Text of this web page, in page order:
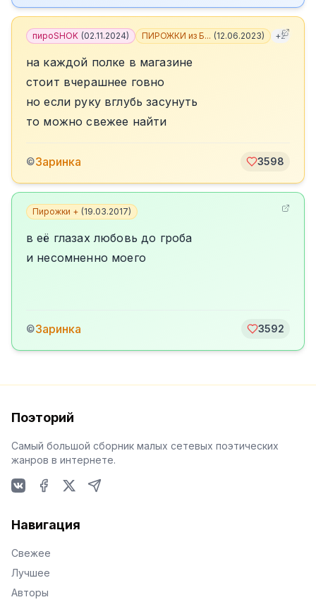
пироSHOK (02.11.2024) ПИРОЖКИ из Б... (12.06.2023) +2
на каждой полке в магазине
стоит вчерашнее говно
но если руку вглубь засунуть
то можно свежее найти
©Заринка 3598
Пирожки + (19.03.2017)
в её глазах любовь до гроба
и несомненно моего
©Заринка 3592
Поэторий
Самый большой сборник малых сетевых поэтических
жанров в интернете.
Навигация
Свежее
Лучшее
Авторы